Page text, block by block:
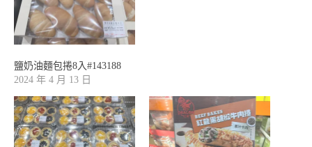
鹽奶油麵包捲8入#143188
2024 年 4 月 13 日